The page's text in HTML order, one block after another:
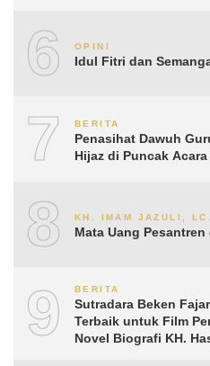
6 OPINI
Idul Fitri dan
7 BERITA
Penasihat Dawuh
Hijaz di Puncak
8 KH. IMAM JAZULI, LC.
Mata Uang
9 BERITA
Sutradara Beken
Terbaik untuk Film
Novel Biografi KH.